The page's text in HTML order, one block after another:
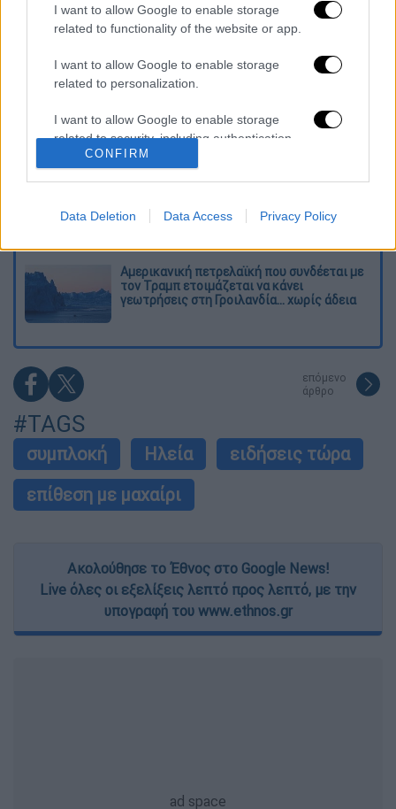
I want to allow Google to enable storage
related to functionality of the website or app.
I want to allow Google to enable storage
related to personalization.
I want to allow Google to enable storage
related to security, including authentication
functionality and fraud prevention, and other
CONFIRM
Data Deletion Data Access Privacy Policy
Διαβάστε ακόμη
Kadebostany στο ethnos.gr: «Κάποτε
πίστευα ότι το να είσαι outsider ήταν
αδυναμία, τώρα το βλέπω ως δύναμη»
«Χωρίς σκηνές και κουβέρτες σε ακραίες
θερμοκρασίες»: Σε δραματικές συνθήκες
χιλιάδες μετανάστες στη Θέουτα
δικηγόρος του 55χρονου που είχε τον νεκρό
του πατέρα σε καταψύκτη στον Μυστρά
Αμερικανική πετρελαϊκή που συνδέεται με
τον Τραμπ ετοιμάζεται να κάνει
γεωτρήσεις στη Γροιλανδία... χωρίς άδεια
επόμενο
άρθρο
#TAGS
συμπλοκή Ηλεία
ειδήσεις τώρα
επίθεση με μαχαίρι
Ακολούθησε το Έθνος στο Google News!
Live όλες οι εξελίξεις λεπτό προς λεπτό, με την
υπογραφή του www.ethnos.gr